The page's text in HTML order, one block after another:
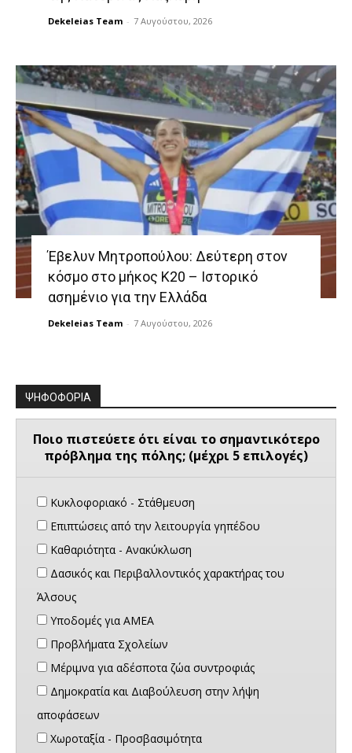
Dekeleias Team - 7 Αυγούστου, 2026
Έβελυν Μητροπούλου: Δεύτερη στον
κόσμο στο μήκος Κ20 – Ιστορικό
ασημένιο για την Ελλάδα
Dekeleias Team - 7 Αυγούστου, 2026
ΨΗΦΟΦΟΡΙΑ
Ποιο πιστεύετε ότι είναι το σημαντικότερο
πρόβλημα της πόλης; (μέχρι 5 επιλογές)
Κυκλοφοριακό - Στάθμευση
Επιπτώσεις από την λειτουργία γηπέδου
Καθαριότητα - Ανακύκλωση
Δασικός και Περιβαλλοντικός χαρακτήρας του
Άλσους
Υποδομές για ΑΜΕΑ
Προβλήματα Σχολείων
Μέριμνα για αδέσποτα ζώα συντροφιάς
Δημοκρατία και Διαβούλευση στην λήψη
αποφάσεων
Χωροταξία - Προσβασιμότητα